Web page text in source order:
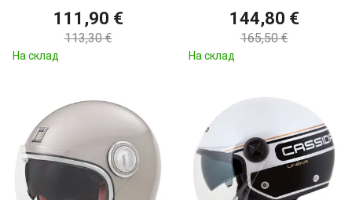
111,90 €
113,30 €
На склад
144,80 €
165,50 €
На склад